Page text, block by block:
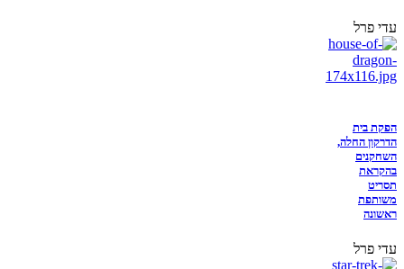
עדי פרל
הפקת בית
הדרקון החלה,
השחקנים
בהקראת
תסריט
משותפת
ראשונה
עדי פרל